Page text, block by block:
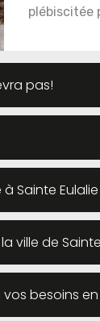
plébiscitée
pas!
Sainte Eulalie
de Sainte
besoins